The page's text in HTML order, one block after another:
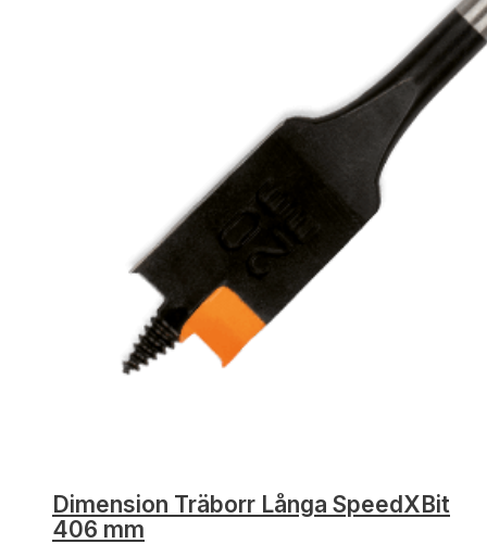
Dimension Träborr Långa SpeedXBit
406 mm